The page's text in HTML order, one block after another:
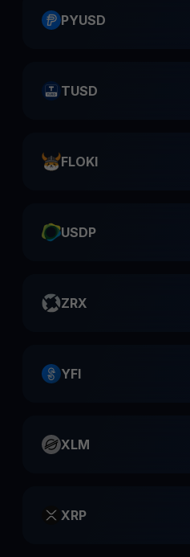
PYUSD
TUSD
FLOKI
USDP
ZRX
YFI
XLM
XRP